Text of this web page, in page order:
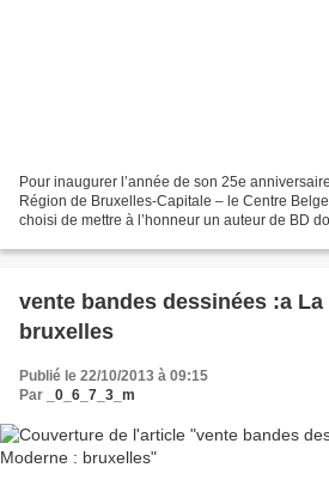
Pour inaugurer l’année de son 25e
Région de Bruxelles-Capitale – le Centre
choisi de mettre à l’honneur un auteur de BD
vente bandes dessinées :a La Galerie Moderne :
bruxelles
Publié le 22/10/2013 à 09:15
Par
_0_6_7_3_m